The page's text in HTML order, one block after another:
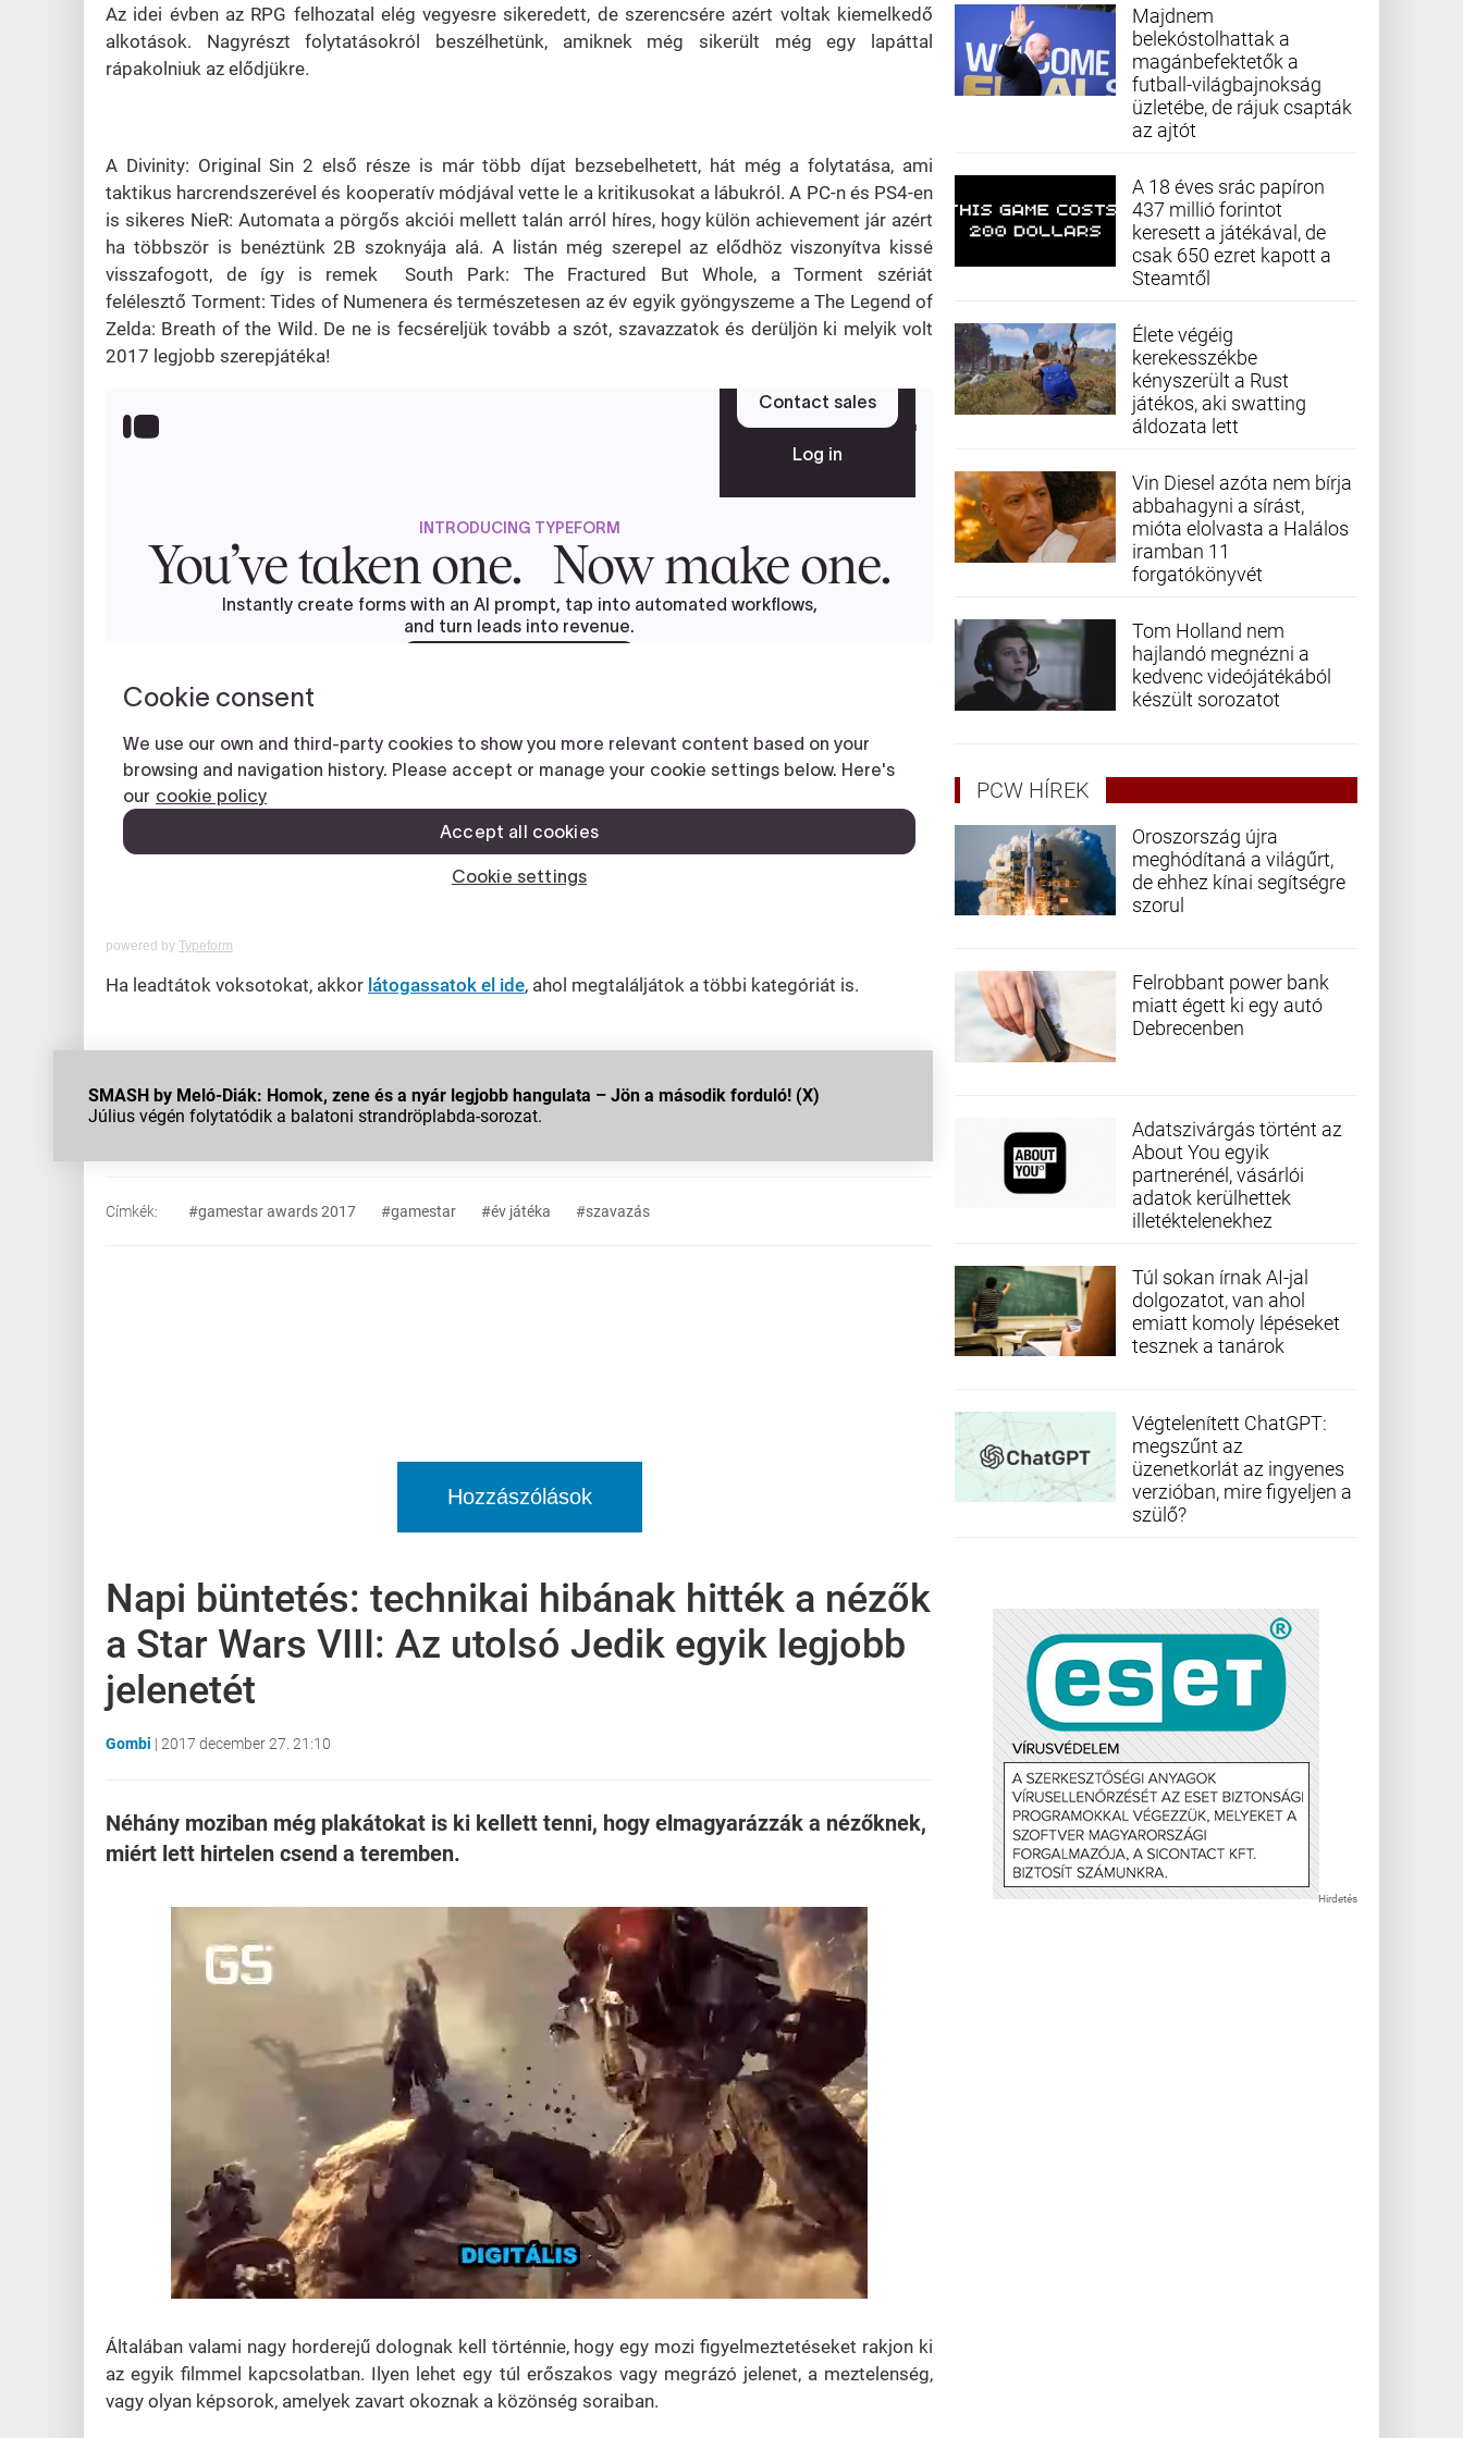
Az idei évben az RPG felhozatal elég vegyesre sikeredett, de szerencsére azért voltak kiemelkedő
alkotások. Nagyrészt folytatásokról beszélhetünk, amiknek még sikerült még egy lapáttal
rápakolniuk az elődjükre.
A Divinity: Original Sin 2 első része is már több díjat bezsebelhetett, hát még a folytatása, ami
taktikus harcrendszerével és kooperatív módjával vette le a kritikusokat a lábukról. A PC-n és PS4-en
is sikeres NieR: Automata a pörgős akciói mellett talán arról híres, hogy külön achievement jár azért
ha többször is benéztünk 2B szoknyája alá. A listán még szerepel az elődhöz viszonyítva kissé
visszafogott, de így is remek South Park: The Fractured But Whole, a Torment szériát
felélesztő Torment: Tides of Numenera és természetesen az év egyik gyöngyszeme a The Legend of
Zelda: Breath of the Wild. De ne is fecséreljük tovább a szót, szavazzatok és derüljön ki melyik volt
2017 legjobb szerepjátéka!
powered by Typeform
Ha leadtátok voksotokat, akkor látogassatok el ide, ahol megtaláljátok a többi kategóriát is.
SMASH by Meló-Diák: Homok, zene és a nyár legjobb hangulata – Jön a második forduló! (X)
Július végén folytatódik a balatoni strandröplabda-sorozat.
Címkék: #gamestar awards 2017 #gamestar #év játéka #szavazás
Hozzászólások
Napi büntetés: technikai hibának hitték a nézők
a Star Wars VIII: Az utolsó Jedik egyik legjobb
jelenetét
Gombi | 2017 december 27. 21:10
Néhány moziban még plakátokat is ki kellett tenni, hogy elmagyarázzák a nézőknek,
miért lett hirtelen csend a teremben.
Unmute
37.95%
Általában valami nagy horderejű dolognak kell történnie, hogy egy mozi figyelmeztetéseket rakjon ki
az egyik filmmel kapcsolatban. Ilyen lehet egy túl erőszakos vagy megrázó jelenet, a meztelenség,
vagy olyan képsorok, amelyek zavart okoznak a közönség soraiban.
Majdnem
belekóstolhattak a
magánbefektetők a
futball-világbajnokság
üzletébe, de rájuk csapták
az ajtót
A 18 éves srác papíron
437 millió forintot
keresett a játékával, de
csak 650 ezret kapott a
Steamtől
Élete végéig
kerekesszékbe
kényszerült a Rust
játékos, aki swatting
áldozata lett
Vin Diesel azóta nem bírja
abbahagyni a sírást,
mióta elolvasta a Halálos
iramban 11
forgatókönyvét
Tom Holland nem
hajlandó megnézni a
kedvenc videójátékából
készült sorozatot
PCW HÍREK
Oroszország újra
meghódítaná a világűrt,
de ehhez kínai segítségre
szorul
Felrobbant power bank
miatt égett ki egy autó
Debrecenben
Adatszivárgás történt az
About You egyik
partnerénél, vásárlói
adatok kerülhettek
illetéktelenekhez
Túl sokan írnak AI-jal
dolgozatot, van ahol
emiatt komoly lépéseket
tesznek a tanárok
Végtelenített ChatGPT:
megszűnt az
üzenetkorlát az ingyenes
verzióban, mire figyeljen a
szülő?
Hirdetés